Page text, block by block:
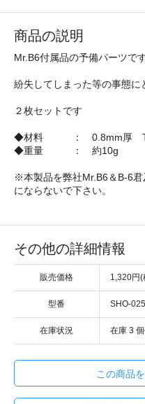
商品の説明
Mr.B6付属品の予備パーツで
紛失してしまった等の事態に
２枚セットです
◆材料 ： 0.8mm厚
◆重量 ： 約10g
※本製品を弊社Mr.B6＆B-6
にならないで下さい。
その他の詳細情報
販売価格 1,320円
型番 SHO-
在庫状況 在庫 3
この商品